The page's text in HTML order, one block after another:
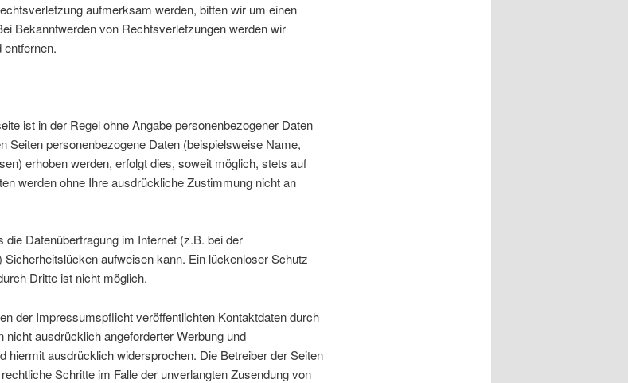
aufmerksam werden, bitten wir um einen
Bekanntwerden von Rechtsverletzungen werden wir
entfernen.
ist in der Regel ohne Angabe personenbezogener Daten
Seiten personenbezogene Daten (beispielsweise Name,
erhoben werden, erfolgt dies, soweit möglich, stets auf
werden ohne Ihre ausdrückliche Zustimmung nicht an
die Datenübertragung im Internet (z.B. bei der
aufweisen kann. Ein lückenloser Schutz
Dritte ist nicht möglich.
der Impressumspflicht veröffentlichten Kontaktdaten durch
nicht ausdrücklich angeforderter Werbung und
hiermit ausdrücklich widersprochen. Die Betreiber der Seiten
Schritte im Falle der unverlangten Zusendung von